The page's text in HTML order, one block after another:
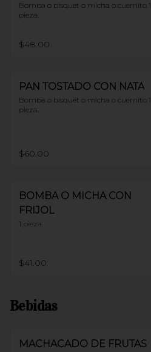
Bomba o bisquet o micha o cuernito 1
pieza.
$48.00
PAN TOSTADO CON NATA
Bomba o bisquet o micha o cuernito 1
pieza.
$60.00
BOMBA O MICHA CON
FRIJOL
1 pieza.
$41.00
Bebidas
MACHACADO DE FRUTAS